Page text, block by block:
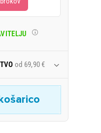
od 69,90 €